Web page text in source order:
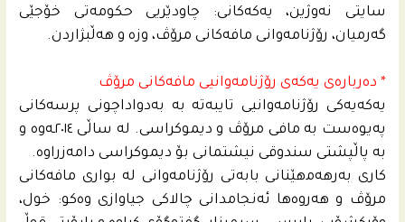
سایتی نەوژین، یەکەکانی: چاودێریی حکومەتی خۆجێی
گەرمیان، رۆژنامەوانی مافەکانی مرۆڤ، وزە و ھەڵبژاردن.
* دەربارەی یەکەی رۆژنامەوانیی مافەکانی مرۆڤ
یەکەیەکی رۆژنامەوانیی تایبەتە بە بەدواداچونی پرسەکانی
پەیوەست بە مافی مرۆڤ و دیموکراسی. لە ساڵی ٢٠١٤ـەوە و
بە پاڵپشتی سندوقی نیشتمانی بۆ دیموکراسی دامەزراوە.
کاری بەرھەمھێنانی بابەتی رۆژنامەوانی لە بواری مافەکانی
مرۆڤ و ھەروەھا ئەنجامدانی چالاکی جیاوازی وەکو: خول،